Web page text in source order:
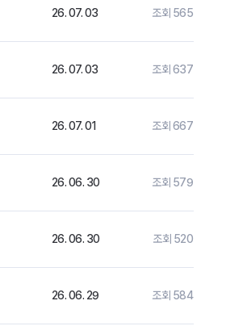
26. 07. 03 조회 565
26. 07. 03 조회 637
26. 07. 01 조회 667
26. 06. 30 조회 579
26. 06. 30 조회 520
26. 06. 29 조회 584